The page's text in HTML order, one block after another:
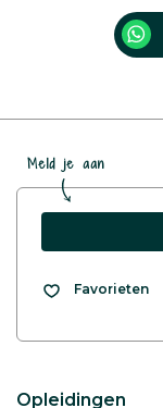
Meld je aan
Favorieten
Opleidingen